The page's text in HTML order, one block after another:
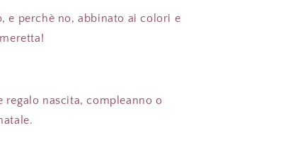
e perchè no, abbinato ai colori e
regalo nascita, compleanno o